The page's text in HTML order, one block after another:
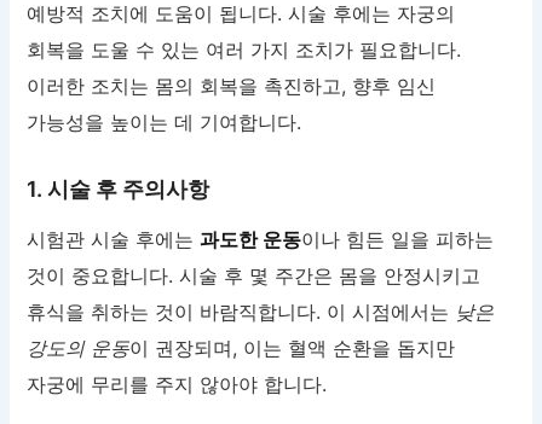
예방적 조치에 도움이 됩니다. 시술 후에는 자궁의
회복을 도울 수 있는 여러 가지 조치가 필요합니다.
이러한 조치는 몸의 회복을 촉진하고, 향후 임신
가능성을 높이는 데 기여합니다.
1. 시술 후 주의사항
시험관 시술 후에는과도한 운동이나 힘든 일을 피하는
것이 중요합니다. 시술 후 몇 주간은 몸을 안정시키고
휴식을 취하는 것이 바람직합니다. 이 시점에서는 낮은
강도의 운동이 권장되며, 이는 혈액 순환을 돕지만
자궁에 무리를 주지 않아야 합니다.